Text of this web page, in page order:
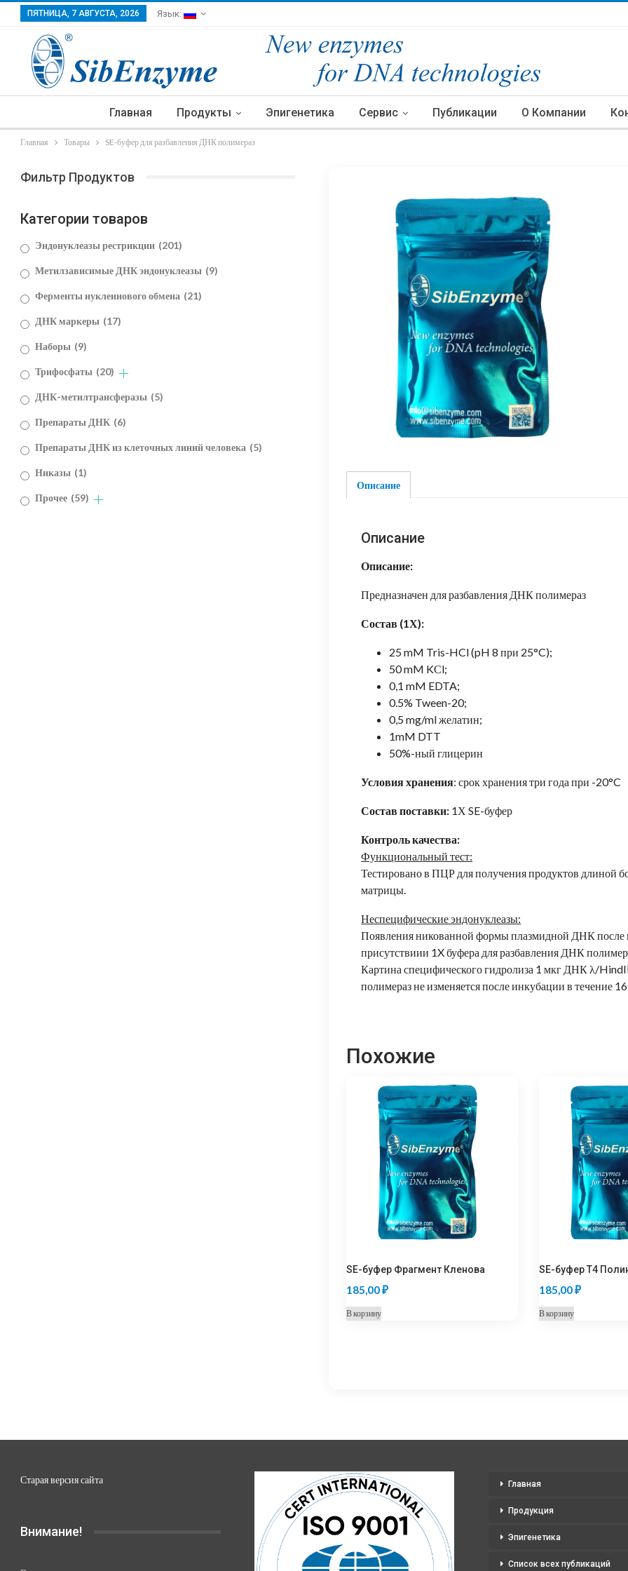
ПЯТНИЦА, 7 АВГУСТА, 2026 Язык:
Главная Продукты Эпигенетика Сервис Публикации О Компании
Главная Товары SE-буфер для разбавления ДНК полимераз
Описание
Описание
Описание:
Предназначен для разбавления ДНК полимераз
Состав (1Х):
25 mM Tris-HCl (pH 8 при 25°C);
50 mM KСl;
0,1 mM EDTA;
0.5% Tween-20;
0,5 mg/ml желатин;
1mM DTT
50%-ный глицерин
Условия хранения: срок хранения три года при -20°C
Состав поставки: 1Х SE-буфер
Контроль качества:
Функциональный тест:
Тестировано в ПЦР для получения продуктов длиной
матрицы.
Неспецифические эндонуклеазы:
Появления никованной формы плазмидной ДНК
присутствиии 1X буфера для разбавления ДНК
Картина специфического гидролиза 1 мкг ДНК λ/
полимераз не изменяется после инкубации в течение
Похожие
SE-буфер Фрагмент Кленова
185,00₽
В корзину
SE-буфер Т4
185,00₽
В корзину
Фильтр Продуктов
Категории товаров
Эндонуклеазы рестрикции (201)
Метилзависимые ДНК эндонуклеазы (9)
Ферменты нуклеинового обмена (21)
ДНК маркеры (17)
Наборы (9)
Трифосфаты (20)
ДНК-метилтрансферазы (5)
Препараты ДНК (6)
Препараты ДНК из клеточных линий человека (5)
Никазы (1)
Прочее (59)
Старая версия сайта
Внимание!
Главная
Продукция
Эпигенетика
Список всех публикаций